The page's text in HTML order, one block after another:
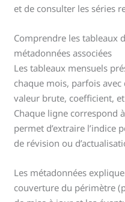
et de consulter les séries
Comprendre les tableaux
métadonnées associées
Les tableaux mensuels
chaque mois, parfois
valeur brute, coefficient,
Chaque ligne correspond
permet d’extraire l’indice
de révision ou
Les métadonnées
couverture du périmètre